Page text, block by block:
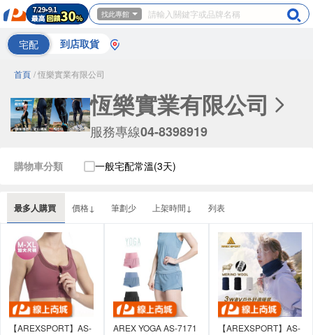
找此專館
宅配 到店取貨
首頁 / 恆樂實業有限公司
恆樂實業有限公司
服務專線04-8398919
最多人購買 價格↓ 筆劃少 上架時間↓ 列表
購物車分類 一般宅配常溫(3天)
【AREXSPORT】AS-
AREX YOGA AS-7171
【AREXSPORT】AS-